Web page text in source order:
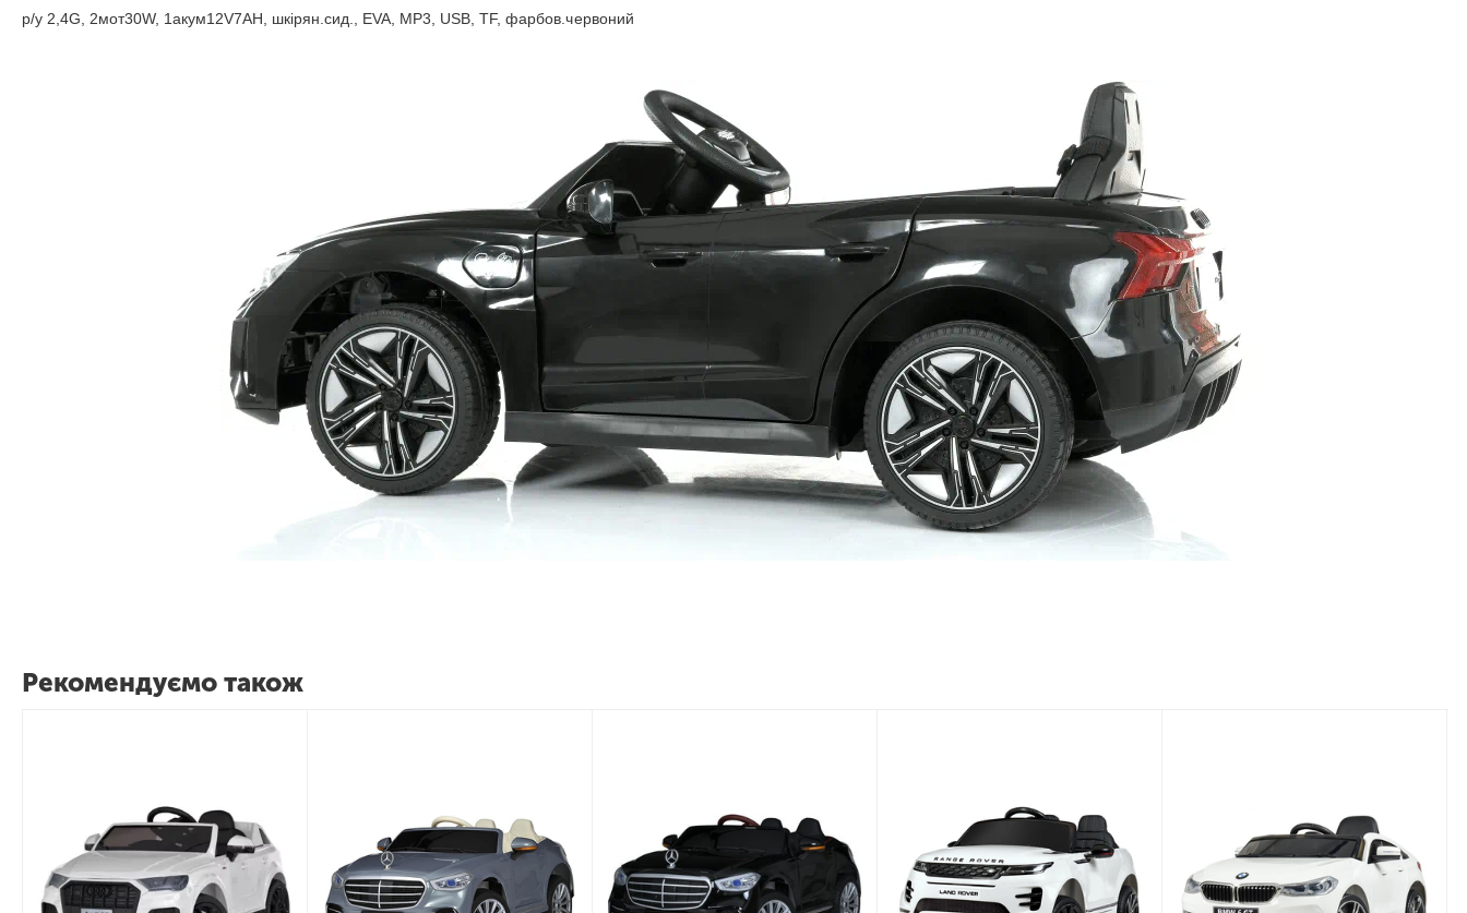
р/у 2,4G, 2мот30W, 1акум12V7AH, шкiрян.сид., EVA, MP3, USB, TF, фарбов.червоний
Рекомендуємо також